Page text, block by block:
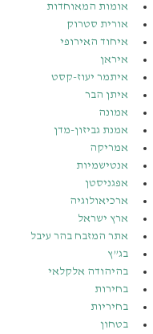
אומות המאוחדות
אורית סטרוק
איחוד האירופי
איראן
איתמר יעוז-קסט
איתן הבר
אמונה
אמנת גביזון-מדן
אמריקה
אנטישמיות
אפגניסטן
ארכיאולוגיה
ארץ ישראל
אתר המזבח בהר עיבל
בג”ץ
בהיהודה אלקלאי
בחירות
בחיריות
בטחון